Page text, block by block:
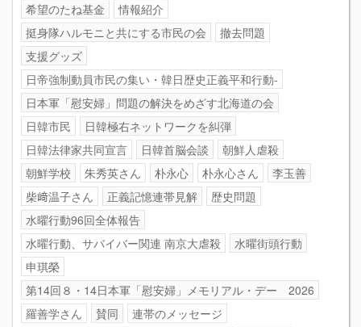
希望のたね基金
情報紹介
挺身隊ハルモニと共にする市民の会
撤去問題
支援グッズ
日帝強制動員市民の集い・韓日歴史正義平和行動-
日本軍「慰安婦」問題の解決をめざす北海道の会
日韓市民
日韓極右ネットワークを糾弾
日韓法律家共同宣言
日韓首脳会談
朝鮮人虐殺
朝鮮学校
朱秀英さん 朴永心 朴永心さん
李玉善
柴﨑温子さん
正義記憶連帯見解
歴史問題
水曜行動96回全体報告
水曜行動、サバイバー関連 南京大虐殺
水曜街頭行動
申琪榮
第14回８・14日本軍「慰安婦」メモリアル・デー 2026
羅善学さん
賛同
連帯のメッセージ